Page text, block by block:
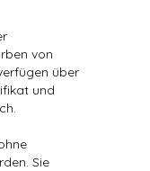
von
über
und
Sie